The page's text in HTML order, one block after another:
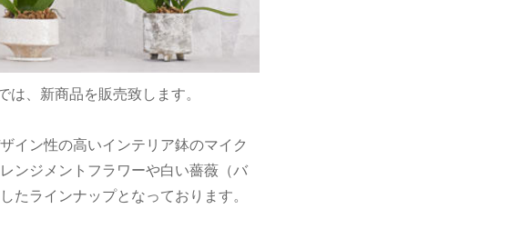
、新商品を販売致します。
イン性の高いインテリア鉢のマイク
ンジメントフラワーや白い薔薇（バ
たラインナップとなっております。